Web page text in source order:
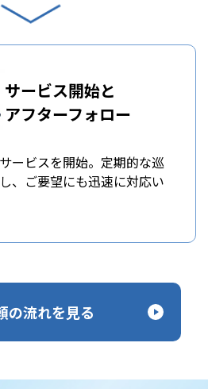
サービス開始と
アフターフォロー
ービスを開始。定期的な巡
、ご要望にも迅速に対応い
の流れを見る